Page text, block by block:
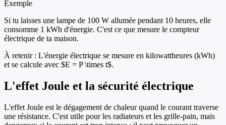
Exemple
Si tu laisses une lampe de 100 W allumée pendant 10 heures, elle
consomme 1 kWh d'énergie. C'est ce que mesure le compteur
électrique de ta maison.
À retenir : L'énergie électrique se mesure en kilowattheures (kWh)
et se calcule avec $E = P \times t$.
L'effet Joule et la sécurité électrique
L'effet Joule est le dégagement de chaleur quand le courant traverse
une résistance. C'est utile pour les radiateurs et les grille-pain, mais